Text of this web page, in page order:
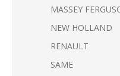
MASSEY
NEW HOLLAND
RENAULT
SAME